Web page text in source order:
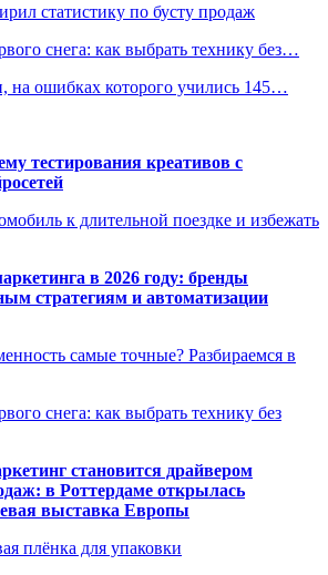
статистику по бусту продаж
снега: как выбрать технику без…
на ошибках которого учились 145…
тестирования креативов с
к длительной поездке и избежать
в 2026 году: бренды
стратегиям и автоматизации
самые точные? Разбираемся в
снега: как выбрать технику без
становится драйвером
в Роттердаме открылась
выставка Европы
плёнка для упаковки